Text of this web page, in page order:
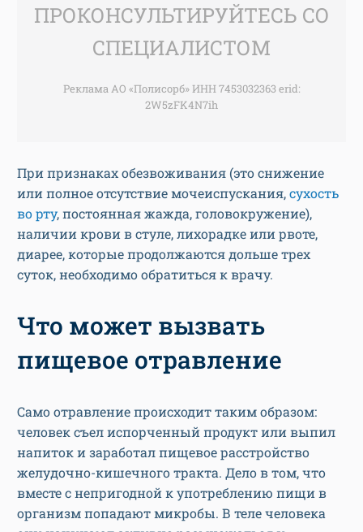
ПРОКОНСУЛЬТИРУЙТЕСЬ СО
СПЕЦИАЛИСТОМ
Реклама АО «Полисорб» ИНН 7453032363 erid:
2W5zFK4N7ih
При признаках обезвоживания (это снижение
или полное отсутствие мочеиспускания,сухость
во рту, постоянная жажда, головокружение),
наличии крови в стуле, лихорадке или рвоте,
диарее, которые продолжаются дольше трех
суток, необходимо обратиться к врачу.
Что может вызвать
пищевое отравление
Само отравление происходит таким образом:
человек съел испорченный продукт или выпил
напиток и заработал пищевое расстройство
желудочно-кишечного тракта. Дело в том, что
вместе с непригодной к употреблению пищи в
организм попадают микробы. В теле человека